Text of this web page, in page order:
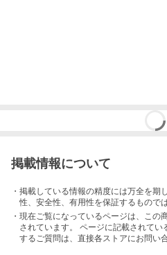
掲載情報について
・掲載している情報の精度には万全を期
性、安全性、有用性を保証するもので
・現在ご覧になっているページは、この
されています。 ページに記載されてい
するご質問は、直接各ストアにお問い